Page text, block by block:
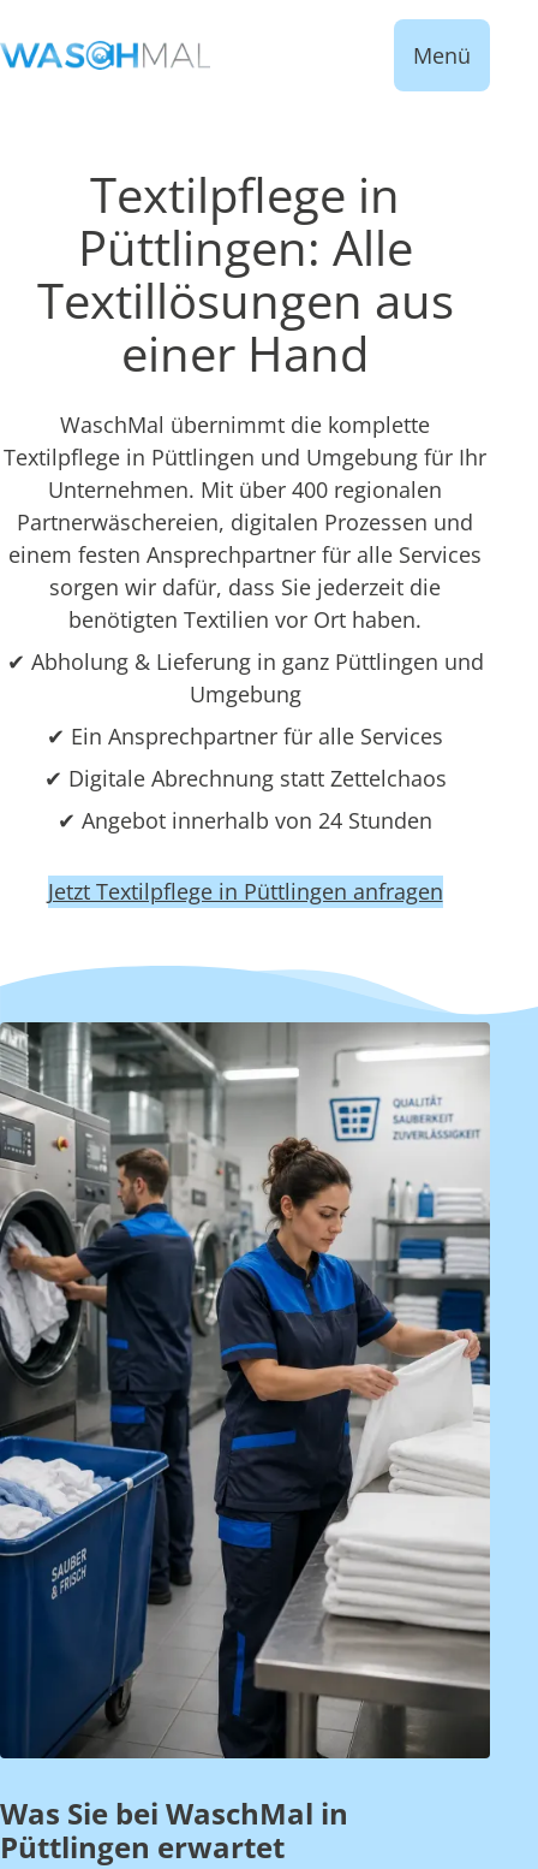
Menü
Textilpflege in
Püttlingen: Alle
Textillösungen aus
einer Hand
WaschMal übernimmt die komplette
Textilpflege in Püttlingen und Umgebung für Ihr
Unternehmen. Mit über 400 regionalen
Partnerwäschereien, digitalen Prozessen und
einem festen Ansprechpartner für alle Services
sorgen wir dafür, dass Sie jederzeit die
benötigten Textilien vor Ort haben.
✔ Abholung & Lieferung in ganz Püttlingen und
Umgebung
✔ Ein Ansprechpartner für alle Services
✔ Digitale Abrechnung statt Zettelchaos
✔ Angebot innerhalb von 24 Stunden
Jetzt Textilpflege in Püttlingen anfragen
Was Sie bei WaschMal in
Püttlingen erwartet